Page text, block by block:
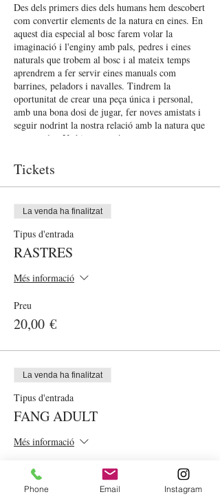
Des dels primers dies dels humans hem descobert
com convertir elements de la natura en eines. En
aquest dia especial al bosc farem volar la
imaginació i l'enginy amb pals, pedres i eines
naturals que trobem al bosc i al mateix temps
aprendrem a fer servir eines manuals com
barrines, peladors i navalles. Tindrem la
oportunitat de crear una peça única i personal,
amb una bona dosi de jugar, fer noves amistats i
seguir nodrint la nostra relació amb la natura que
ens envolta. Us hi esperem!
habilitats pràctiques, nodrir la nostra creativitat, i
connectar amb nosaltres i el nostre entorn.
Tickets
La venda ha finalitzat
Tipus d'entrada
RASTRES
Més informació
Preu
20,00 €
La venda ha finalitzat
Tipus d'entrada
FANG ADULT
Més informació
Preu
15,00 €
Phone Email Instagram